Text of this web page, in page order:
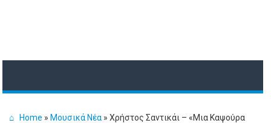
Home » Μουσικά Νέα » Χρήστος Σαντικάι – «Μια Καψούρα